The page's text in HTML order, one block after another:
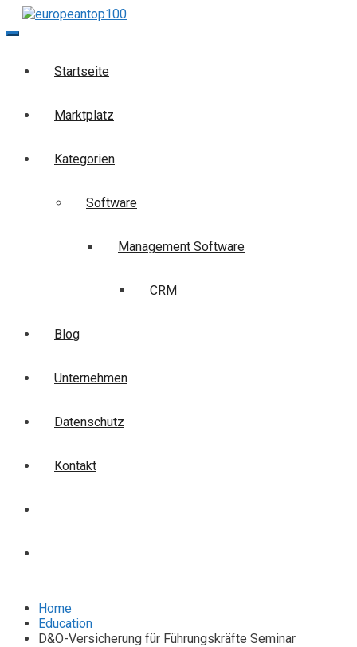
Skip
to
Startseite
Marktplatz
Kategorien
Software
Management Software
CRM
Blog
Unternehmen
Datenschutz
Kontakt
Home
Education
D&O-Versicherung für Führungskräfte Seminar